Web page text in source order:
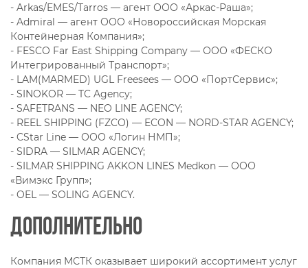
- Arkas/EMES/Tarros — агент ООО «Аркас-Раша»;
- Admiral — агент ООО «Новороссийская Морская
Контейнерная Компания»;
- FESCO Far East Shipping Company — ООО «ФЕСКО
Интегрированный Транспорт»;
- LAM(MARMED) UGL Freesees — ООО «ПортСервис»;
- SINOKOR — TC Agency;
- SAFETRANS — NEO LINE AGENCY;
- REEL SHIPPING (FZCO) — ECON — NORD-STAR AGENCY;
- CStar Line — ООО «Логин НМП»;
- SIDRA — SILMAR AGENCY;
- SILMAR SHIPPING AKKON LINES Medkon — ООО
«Вимэкс Групп»;
- OEL — SOLING AGENCY.
Дополнительно
Компания МСТК оказывает широкий ассортимент услуг